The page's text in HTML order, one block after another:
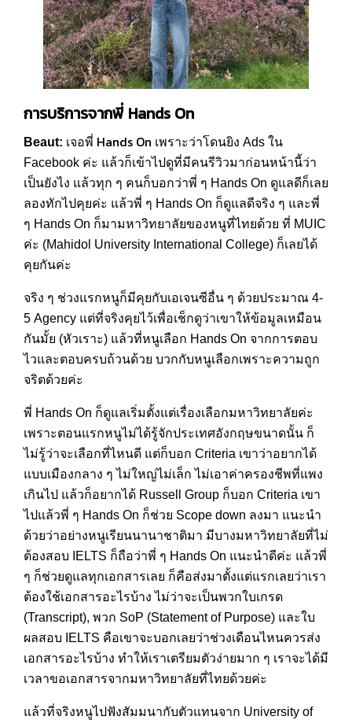
การบริการจากพี่ Hands On
Beaut: เจอพี่ Hands On เพราะว่าโดนยิง Ads ใน
Facebook ค่ะ แล้วก็เข้าไปดูที่มีคนรีวิวมาก่อนหน้านี้ว่า
เป็นยังไง แล้วทุก ๆ คนก็บอกว่าพี่ ๆ Hands On ดูแลดีก็เลย
ลองทักไปคุยค่ะ แล้วพี่ ๆ Hands On ก็ดูแลดีจริง ๆ และพี่
ๆ Hands On ก็มามหาวิทยาลัยของหนูที่ไทยด้วย ที่ MUIC
ค่ะ (Mahidol University International College) ก็เลยได้
คุยกันค่ะ
จริง ๆ ช่วงแรกหนูก็มีคุยกับเอเจนซีอื่น ๆ ด้วยประมาณ 4-
5 Agency แต่ที่จริงคุยไว้เพื่อเช็กดูว่าเขาให้ข้อมูลเหมือน
กันมั้ย (หัวเราะ) แล้วที่หนูเลือก Hands On จากการตอบ
ไวและตอบครบถ้วนด้วย บวกกับหนูเลือกเพราะความถูก
จริตด้วยค่ะ
พี่ Hands On ก็ดูแลเริ่มตั้งแต่เรื่องเลือกมหาวิทยาลัยค่ะ
เพราะตอนแรกหนูไม่ได้รู้จักประเทศอังกฤษขนาดนั้น ก็
ไม่รู้ว่าจะเลือกที่ไหนดี แต่ก็บอก Criteria เขาว่าอยากได้
แบบเมืองกลาง ๆ ไม่ใหญ่ไม่เล็ก ไม่เอาค่าครองชีพที่แพง
เกินไป แล้วก็อยากได้ Russell Group ก็บอก Criteria เขา
ไปแล้วพี่ ๆ Hands On ก็ช่วย Scope down ลงมา แนะนำ
ด้วยว่าอย่างหนูเรียนนานาชาติมา มีบางมหาวิทยาลัยที่ไม่
ต้องสอบ IELTS ก็ถือว่าพี่ ๆ Hands On แนะนำดีค่ะ แล้วพี่
ๆ ก็ช่วยดูแลทุกเอกสารเลย ก็คือส่งมาตั้งแต่แรกเลยว่าเรา
ต้องใช้เอกสารอะไรบ้าง ไม่ว่าจะเป็นพวกใบเกรด
(Transcript), พวก SoP (Statement of Purpose) และใบ
ผลสอบ IELTS คือเขาจะบอกเลยว่าช่วงเดือนไหนควรส่ง
เอกสารอะไรบ้าง ทำให้เราเตรียมตัวง่ายมาก ๆ เราจะได้มี
เวลาขอเอกสารจากมหาวิทยาลัยที่ไทยด้วยค่ะ
แล้วที่จริงหนูไปฟังสัมมนากับตัวแทนจาก University of